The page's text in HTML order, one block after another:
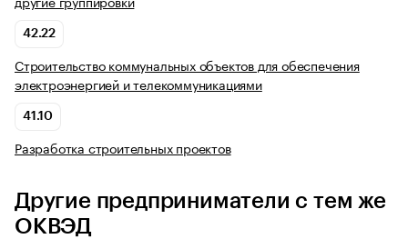
42.22
Строительство коммунальных объектов для обеспечения
электроэнергией и телекоммуникациями
41.10
Разработка строительных проектов
Другие предприниматели с тем же
ОКВЭД